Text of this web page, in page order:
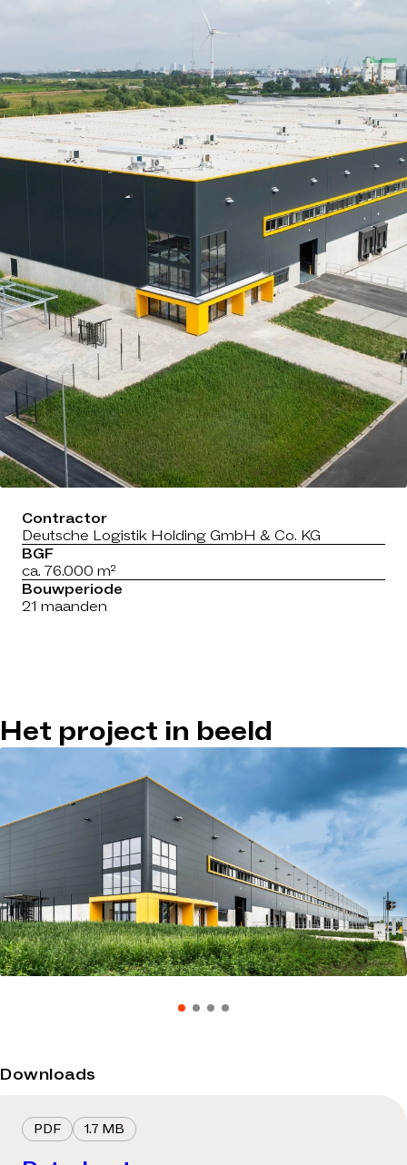
Contractor
Deutsche Logistik Holding GmbH & Co. KG
BGF
ca. 76.000 m²
Bouwperiode
21 maanden
Het project in beeld
Downloads
PDF 1.7 MB